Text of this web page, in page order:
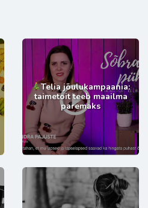
Telia jõulukampaania:
taimetoit teeb maailma
paremaks